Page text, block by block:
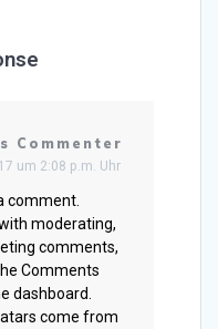
Commenter
um 2:08 p.m. Uhr
comment.
moderating,
comments,
Comments
dashboard.
come from